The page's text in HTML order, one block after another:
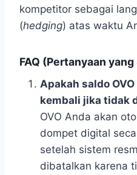
kompetitor sebagai
(hedging) atas waktu
FAQ (Pertanyaan
Apakah saldo
kembali jika tidak
OVO Anda akan
dompet digital
setelah sistem
dibatalkan karena